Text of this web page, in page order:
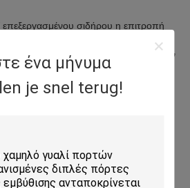
ένα μήνυμα
je snel terug!
επεξεργασμένου σιδήρου η επιτροπή
ως εσωτερικές διακοσμήσεις στον
χώρες.
γυαλί, δεν είναι καμία ζημιά για τους
συγχρόνως θα γίνει μικροί κόκκοι.